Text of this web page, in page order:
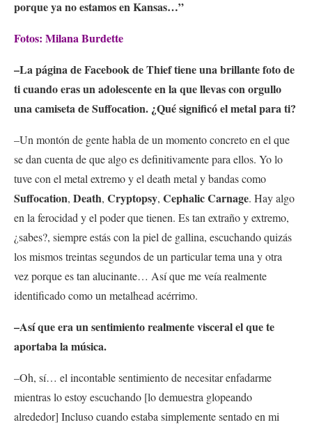
porque ya no estamos en Kansas…”
Fotos: Milana Burdette
–La página de Facebook de Thief tiene una brillante foto de
ti cuando eras un adolescente en la que llevas con orgullo
una camiseta de Suffocation. ¿Qué significó el metal para ti?
–Un montón de gente habla de un momento concreto en el que
se dan cuenta de que algo es definitivamente para ellos. Yo lo
tuve con el metal extremo y el death metal y bandas como
Suffocation, Death, Cryptopsy, Cephalic Carnage. Hay algo
en la ferocidad y el poder que tienen. Es tan extraño y extremo,
¿sabes?, siempre estás con la piel de gallina, escuchando quizás
los mismos treintas segundos de un particular tema una y otra
vez porque es tan alucinante… Así que me veía realmente
identificado como un metalhead acérrimo.
–Así que era un sentimiento realmente visceral el que te
aportaba la música.
–Oh, sí… el incontable sentimiento de necesitar enfadarme
mientras lo estoy escuchando [lo demuestra glopeando
alrededor] Incluso cuando estaba simplemente sentado en mi